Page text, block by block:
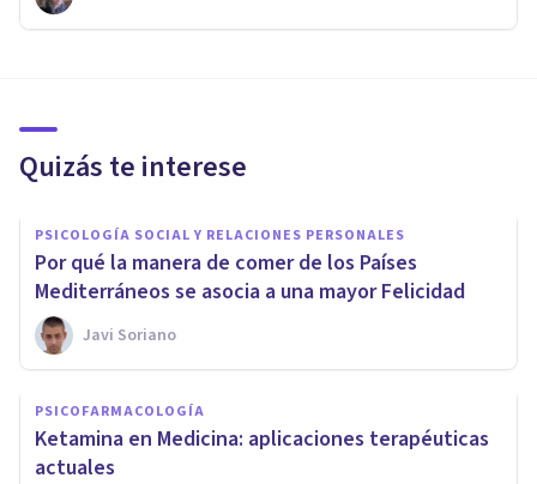
Quizás te interese
PSICOLOGÍA SOCIAL Y RELACIONES PERSONALES
Por qué la manera de comer de los Países
Mediterráneos se asocia a una mayor Felicidad
Javi Soriano
PSICOFARMACOLOGÍA
Ketamina en Medicina: aplicaciones terapéuticas
actuales